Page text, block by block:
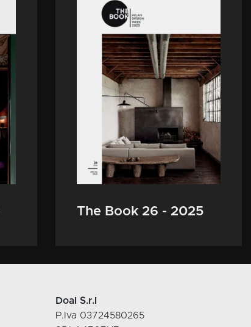
The Book 26 - 2025
Doal S.r.l
P.Iva 03724580265